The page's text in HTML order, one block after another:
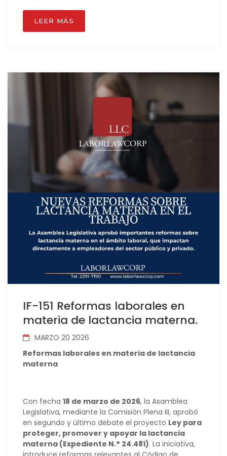
LEER MÁS
IF-151 Reformas laborales en
materia de lactancia materna.
MARZO 20 2026
Reformas laborales en materia de lactancia
materna
Con fecha 18 de marzo de 2026, la Asamblea
Legislativa, mediante la Comisión Plena III, aprobó
en segundo y último debate el proyecto Ley para
proteger, promover y apoyar la lactancia
materna (Expediente N.° 24.481). La iniciativa,